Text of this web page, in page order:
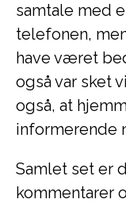
samtale med
telefonen,
have været
også var sket
også, at
informerende
Samlet set er
kommentarer